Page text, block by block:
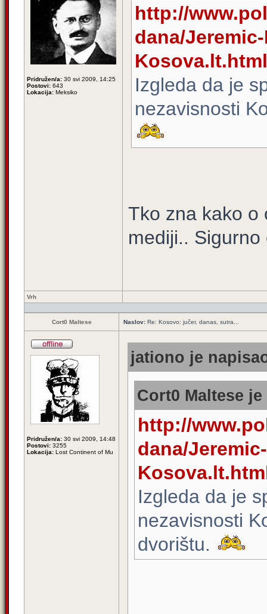
Pridružen/a: 30 svi 2009, 14:25
Postovi: 643
Lokacija: Meksiko
http://
dana/
Kosova.lt.html
Izgleda da je
nezavisnosti
Tko zna kako o
mediji..
Vrh
Cort0 Maltese Naslov: Re: Kosovo: jučer, danas, sutra...
Pridružen/a: 30 svi 2009, 14:48
Postovi: 3255
Lokacija: Lost Continent of Mu
jationo je
Cort0 Maltese
http://
dana/
Izgleda da je
nezavisnosti
dvorištu.